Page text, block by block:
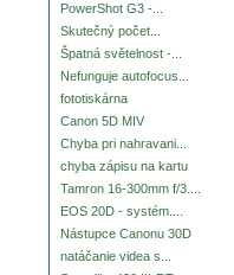
PowerShot G3 -...
Skutečný počet...
Špatná světelnost -...
Nefunguje autofocus...
fototiskárna
Canon 5D MIV
Chyba pri nahravani...
chyba zápisu na kartu
Tamron 16-300mm f/3....
EOS 20D - systém....
Nástupce Canonu 30D
natáčanie videa s...